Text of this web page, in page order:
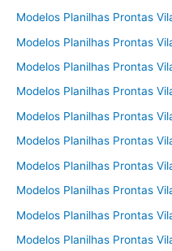
Modelos Planilhas Prontas
Modelos Planilhas Prontas
Modelos Planilhas Prontas
Modelos Planilhas Prontas
Modelos Planilhas Prontas
Modelos Planilhas Prontas
Modelos Planilhas Prontas
Modelos Planilhas Prontas
Modelos Planilhas Prontas
Modelos Planilhas Prontas